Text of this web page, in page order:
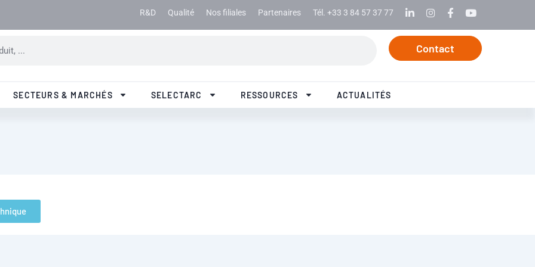
R&D Qualité Nos filiales Partenaires Tél. +33 3 84 57 37 77 LinkedinInstagramFacebookYoutube
Contact
SECTEURS & MARCHÉS SELECTARC RESSOURCES ACTUALITÉS